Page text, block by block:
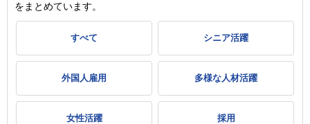
をまとめています。
すべて シニア活躍
外国人雇用 多様な人材活躍
女性活躍 採用